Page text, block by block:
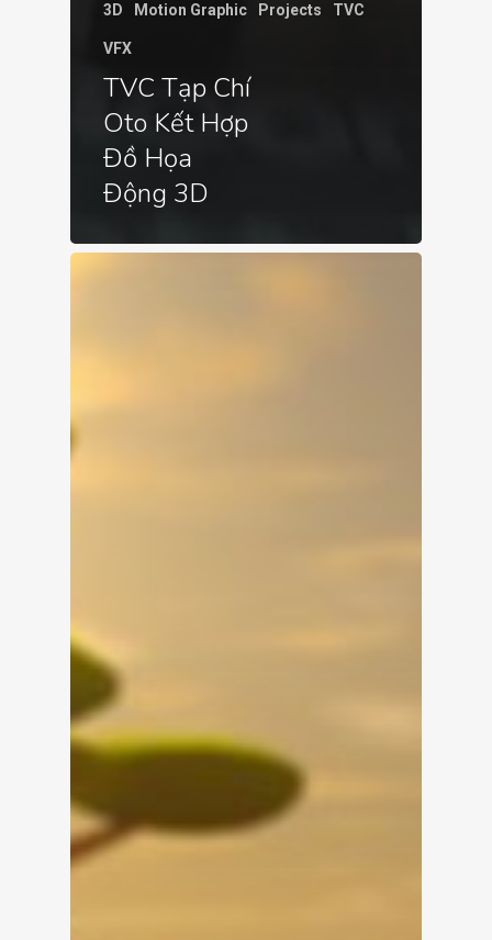
3D Motion Graphic Projects TVC
VFX
TVC Tạp Chí
Oto Kết Hợp
Đồ Họa
Động 3D